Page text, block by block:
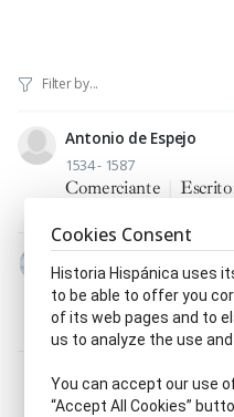
Antonio de Espejo
1534 - 1587
Comerciante |
Juan de Oñate Salazar
1549 - 1626
Adelantado, da |
Fundador, ra |
Showing
Cookies Consent
Historia Hispánica uses
to be able to offer you
of its web pages and to
us to analyze the use
You can accept our use
“Accept All Cookies”